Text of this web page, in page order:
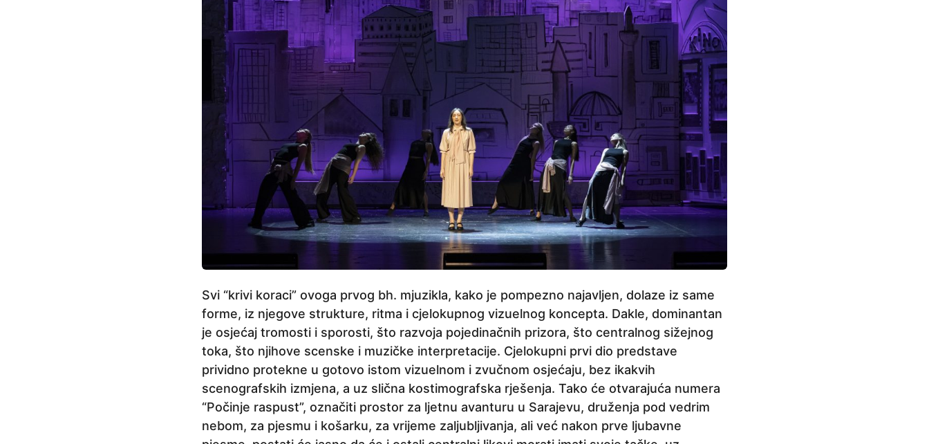
Svi “krivi koraci” ovoga prvog bh. mjuzikla, kako je pompezno najavljen, dolaze iz same
forme, iz njegove strukture, ritma i cjelokupnog vizuelnog koncepta. Dakle, dominantan
je osjećaj tromosti i sporosti, što razvoja pojedinačnih prizora, što centralnog sižejnog
toka, što njihove scenske i muzičke interpretacije. Cjelokupni prvi dio predstave
prividno protekne u gotovo istom vizuelnom i zvučnom osjećaju, bez ikakvih
scenografskih izmjena, a uz slična kostimografska rješenja. Tako će otvarajuća numera
“Počinje raspust”, označiti prostor za ljetnu avanturu u Sarajevu, druženja pod vedrim
nebom, za pjesmu i košarku, za vrijeme zaljubljivanja, ali već nakon prve ljubavne